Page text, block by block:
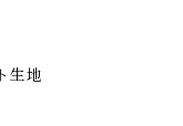
生地